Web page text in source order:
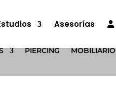
Asesorías
PIERCING MOBILIARIO